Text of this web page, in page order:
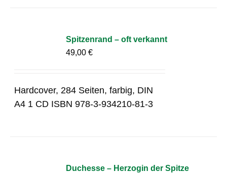
Spitzenrand – oft verkannt
49,00€
Hardcover, 284 Seiten, farbig, DIN
A4 1 CD ISBN 978-3-934210-81-3
Duchesse – Herzogin der Spitze